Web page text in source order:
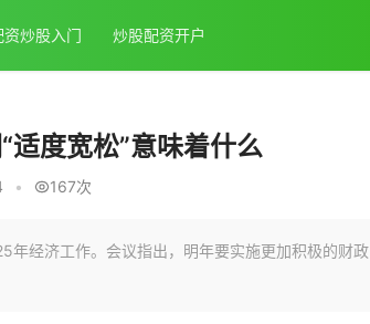
资炒股入门 炒股配资开户
度宽松”意味着什么
• 167次
年经济工作。会议指出，明年要实施更加积极的财政